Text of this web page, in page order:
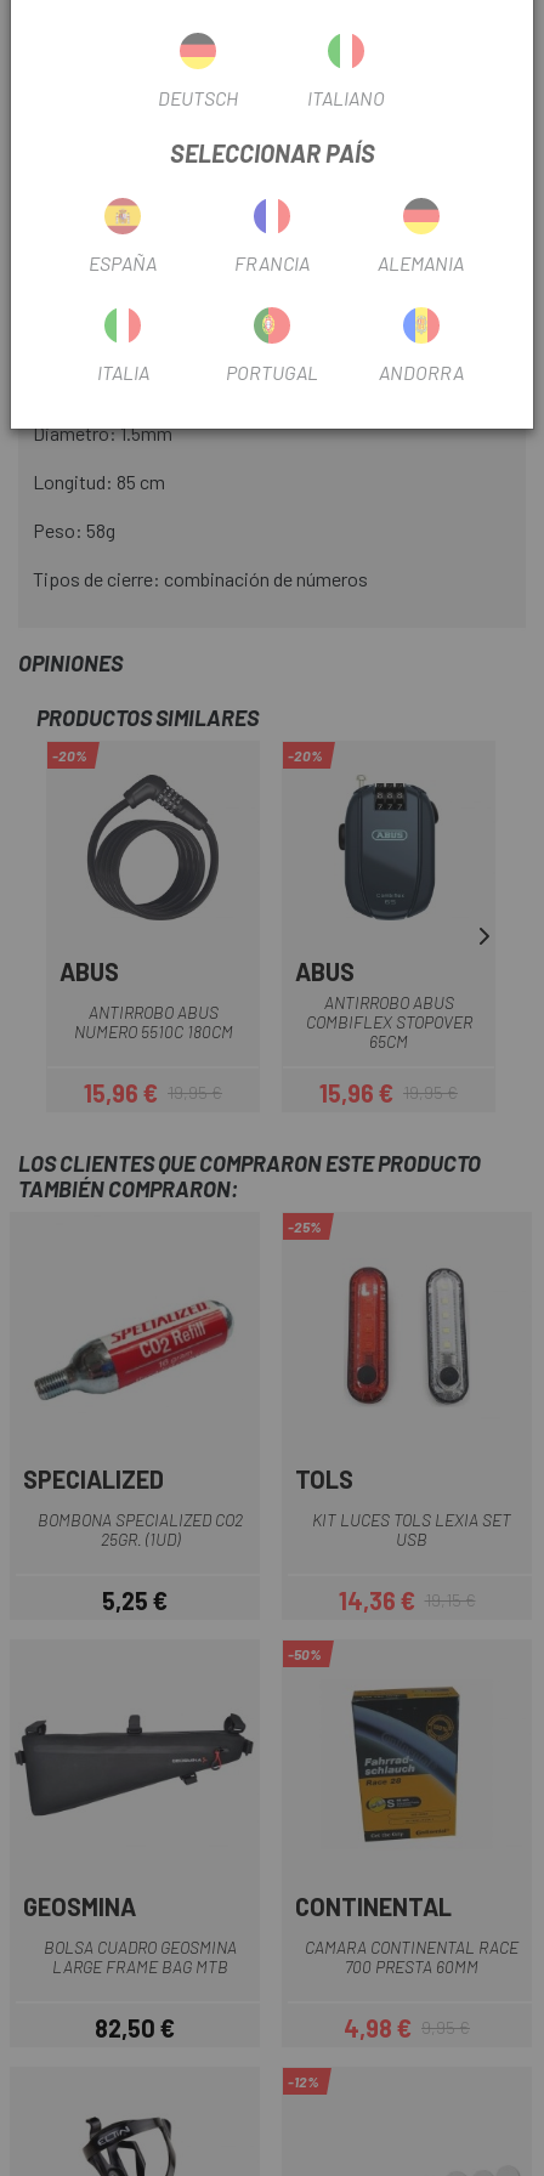
Atractivo formato compacto que cabe cómodamente en
cualquier bolsillo
Cable de acero extensible
Áreas de empleo:
Candado compacto de cable enrollable contra el robo por
hurto y el robo oportunista
Ideal para asegurar equipaje, scooters eléctricos, equipos
línea y cascos de bicicleta
Diametro: 1.5mm
Longitud: 85 cm
Peso: 58g
Tipos de cierre: combinación de números
OPINIONES
PRODUCTOS SIMILARES
-20%
ABUS
ANTIRROBO ABUS
NUMERO 5510C 180CM
Precio
15,96 €Precio regular
19,95 €
-20%
ABUS
ANTIRROBO ABUS
COMBIFLEX STOPOVER
65CM
Precio
15,96 €Precio regular
19,95 €
LOS CLIENTES QUE COMPRARON ESTE PRODUCTO
TAMBIÉN COMPRARON:
SPECIALIZED
BOMBONA SPECIALIZED CO2
25GR. (1UD)
Precio
5,25 €
-25%
TOLS
KIT LUCES TOLS LEXIA SET
USB
Precio
14,36 €Precio regular
19,15 €
GEOSMINA
BOLSA CUADRO GEOSMINA
LARGE FRAME BAG MTB
Precio
82,50 €
-50%
CONTINENTAL
CAMARA CONTINENTAL RACE
700 PRESTA 60MM
Precio
4,98 €Precio regular
9,95 €
-12%
DEUTSCH ITALIANO
SELECCIONAR PAÍS
ESPAÑA FRANCIA ALEMANIA
ITALIA PORTUGAL ANDORRA